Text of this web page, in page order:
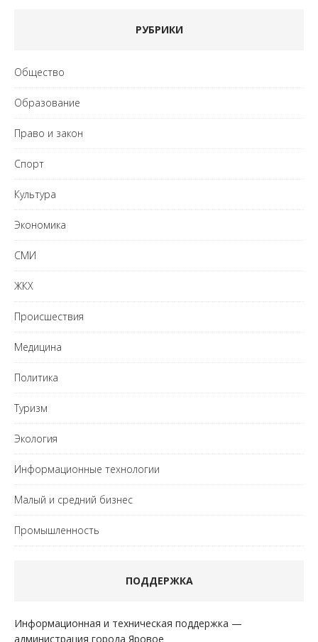
РУБРИКИ
Общество
Образование
Право и закон
Спорт
Культура
Экономика
СМИ
ЖКХ
Происшествия
Медицина
Политика
Туризм
Экология
Информационные технологии
Малый и средний бизнес
Промышленность
ПОДДЕРЖКА
Информационная и техническая поддержка —
администрация города Яровое